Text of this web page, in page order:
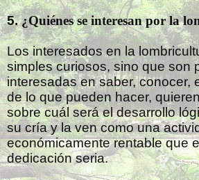
5.¿Quiénes se interesan por la
Los interesados en la
simples curiosos, sino que son
interesadas en saber, conocer,
de lo que pueden hacer,
sobre cuál será el desarrollo
su cría y la ven como una
económicamente rentable que
dedicación seria.